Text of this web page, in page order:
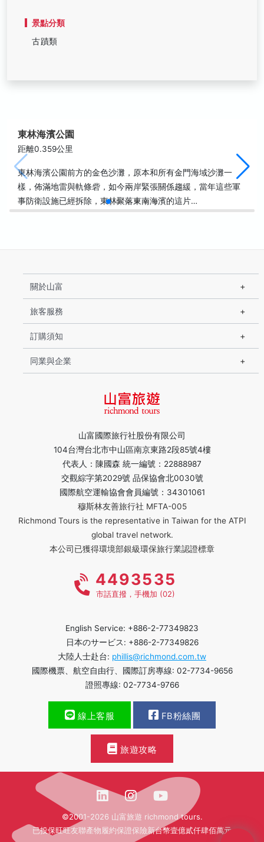
景點分類
古蹟類
東林海濱公園
距離0.359公里
東林海濱公園前方的金色沙灘，原本和所有金門海域沙灘一
樣，佈滿地雷與軌條砦，如今兩岸緊張關係趨緩，當年這些軍
事防衛設施已經拆除，東林聚落東南海濱的這片…
山富國際旅行社股份有限公司
104台灣台北市中山區南京東路2段85號4樓
代表人：陳國森 統一編號：22888987
交觀綜字第2029號 品保協會北0030號
國際航空運輸協會會員編號：34301061
穆斯林友善旅行社 MFTA-005
Richmond Tours is the representative in Taiwan for the ATPI
global travel network.
本公司已獲得環境部銀級環保旅行業認證標章
關於山富
旅客服務
訂購須知
同業與企業
4493535
市話直撥，手機加 (02)
English Service: +886-2-77349823
日本のサービス: +886-2-77349826
大陸人士赴台: phillis@richmond.com.tw
國際機票、航空自由行、國際訂房專線: 02-7734-9656
證照專線: 02-7734-9766
線上客服 FB粉絲團
旅遊攻略
©2001-2026 山富旅遊 richmond tours.
已投保旺旺友聯產物履約保證保險新台幣壹億貳仟肆佰萬元